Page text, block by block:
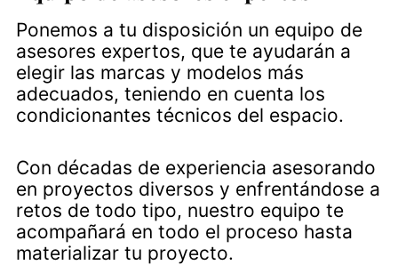
Ponemos a tu disposición un equipo de
asesores expertos, que te ayudarán a
elegir las marcas y modelos más
adecuados, teniendo en cuenta los
condicionantes técnicos del espacio.
Con décadas de experiencia asesorando
en proyectos diversos y enfrentándose a
retos de todo tipo, nuestro equipo te
acompañará en todo el proceso hasta
materializar tu proyecto.